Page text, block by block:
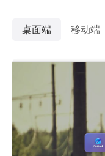
桌面端 移动端